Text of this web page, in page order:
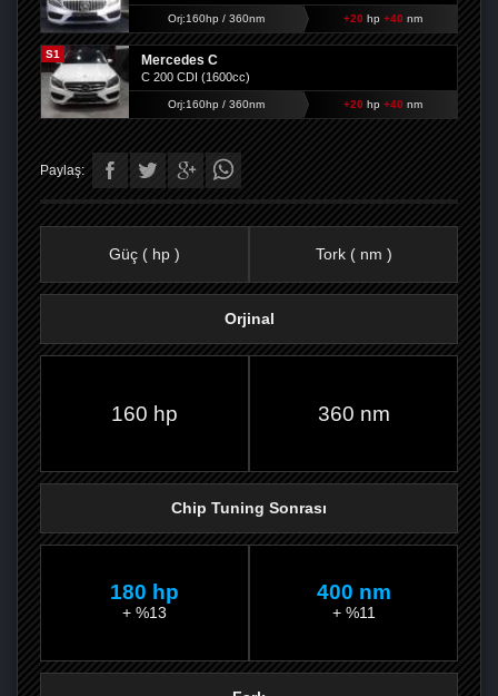
Orj:160hp / 360nm +20 hp +40 nm
S1 Mercedes C
C 200 CDI (1600cc)
Orj:160hp / 360nm +20 hp +40 nm
Paylaş:
Güç ( hp ) Tork ( nm )
Orjinal
160 hp 360 nm
Chip Tuning Sonrası
180 hp
+ %13
400 nm
+ %11